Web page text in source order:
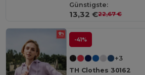
Günstigste:
13,32 €22,67 €
-41%
+3
TH Clothes 30162